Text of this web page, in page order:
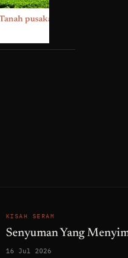
pusaka ll
KISAH SERAM
Senyuman Yang
16 Jul 2026